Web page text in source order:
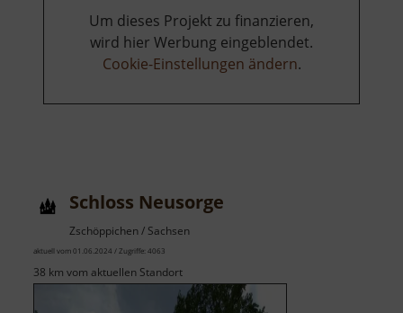
Um dieses Projekt zu finanzieren,
wird hier Werbung eingeblendet.
Cookie-Einstellungen ändern.
Schloss Neusorge
Zschöppichen / Sachsen
aktuell vom 01.06.2024 / Zugriffe: 4063
38 km vom aktuellen Standort